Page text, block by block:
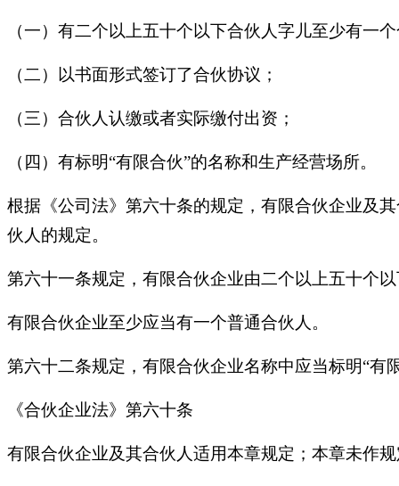
（一）有二个以上五十个以下合伙人字儿至少有一
（二）以书面形式签订了合伙协议；
（三）合伙人认缴或者实际缴付出资；
（四）有标明“有限合伙”的名称和生产经营场所。
根据《公司法》第六十条的规定，有限合伙企业及
伙人的规定。
第六十一条规定，有限合伙企业由二个以上五十个
有限合伙企业至少应当有一个普通合伙人。
第六十二条规定，有限合伙企业名称中应当标明“有
《合伙企业法》第六十条
有限合伙企业及其合伙人适用本章规定；本章未作